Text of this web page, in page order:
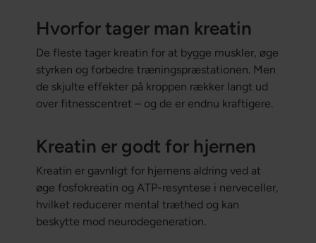
Hvorfor tager man kreatin
De fleste tager kreatin for at bygge muskler, øge
styrken og forbedre træningspræstationen. Men
de skjulte effekter på kroppen rækker langt ud
over fitnesscentret – og de er endnu kraftigere.
Kreatin er godt for hjernen
Kreatin er gavnligt for hjernens aldring ved at
øge fosfokreatin og ATP-resyntese i nerveceller,
hvilket reducerer mental træthed og kan
beskytte mod neurodegeneration.